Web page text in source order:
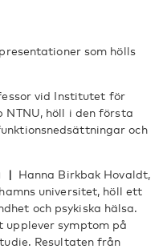
som hölls
vid Institutet för
NTNU, höll i den första
och
| Hanna Birkbak Hovaldt,
universitet, höll ett
och psykiska hälsa.
upplever symptom på
Resultaten från